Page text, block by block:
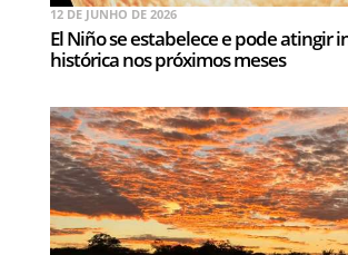
12 DE JUNHO DE 2026
El Niño se estabelece e pode atingir
histórica nos próximos meses